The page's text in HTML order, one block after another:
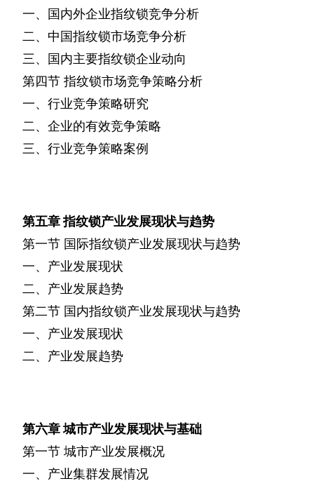
一、国内外企业指纹锁竞争分析
二、中国指纹锁市场竞争分析
三、国内主要指纹锁企业动向
第四节 指纹锁市场竞争策略分析
一、行业竞争策略研究
二、企业的有效竞争策略
三、行业竞争策略案例
第五章指纹锁产业发展现状与趋势
第一节 国际指纹锁产业发展现状与趋势
一、产业发展现状
二、产业发展趋势
第二节 国内指纹锁产业发展现状与趋势
一、产业发展现状
二、产业发展趋势
第六章城市产业发展现状与基础
第一节 城市产业发展概况
一、产业集群发展情况